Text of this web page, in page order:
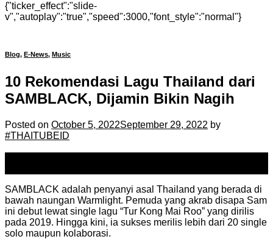
{"ticker_effect":"slide-
v","autoplay":"true","speed":3000,"font_style":"normal"}
Blog, E-News, Music
10 Rekomendasi Lagu Thailand dari
SAMBLACK, Dijamin Bikin Nagih
Posted on October 5, 2022September 29, 2022 by
#THAITUBEID
SAMBLACK adalah penyanyi asal Thailand yang berada di
bawah naungan Warmlight. Pemuda yang akrab disapa Sam
ini debut lewat single lagu “Tur Kong Mai Roo” yang dirilis
pada 2019. Hingga kini, ia sukses merilis lebih dari 20 single
solo maupun kolaborasi.